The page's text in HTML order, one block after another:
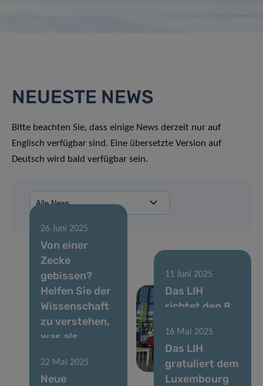
NEUESTE NEWS
Bitte beachten Sie, dass einige News derzeit nur auf
Englisch verfügbar sind. Eine übersetzte Version auf
Deutsch wird bald verfügbar sein.
26 Juni 2025
Von einer
Zecke
gebissen?
Helfen Sie der
Wissenschaft
zu verstehen,
was als
passiert
11 Juni 2025
Das LIH
richtet den 8.
Luxemburger
Mikrobiologietag
aus
22 Mai 2025
Neue
16 Mai 2025
Das LIH
gratuliert dem
Luxembourg